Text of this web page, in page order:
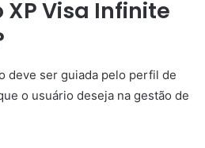
XP Visa Infinite
deve ser guiada pelo perfil de
o usuário deseja na gestão de